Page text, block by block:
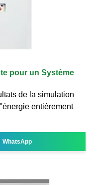
pour un Système
de la simulation
entièrement
WhatsApp